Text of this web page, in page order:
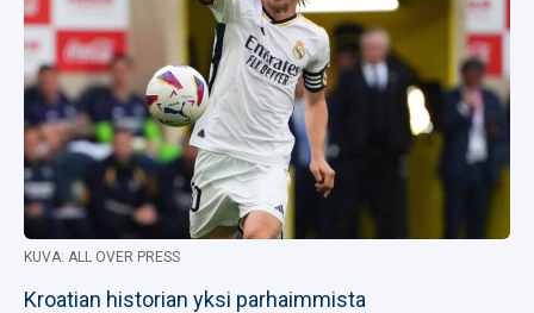
KUVA: ALL OVER PRESS
Kroatian historian yksi parhaimmista